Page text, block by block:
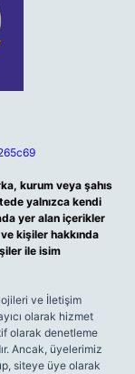
kurum veya şahıs
yalnızca kendi
yer alan içerikler
kişiler hakkında
ile isim
ve İletişim
olarak hizmet
olarak denetleme
Ancak, üyelerimiz
siteye üye olarak